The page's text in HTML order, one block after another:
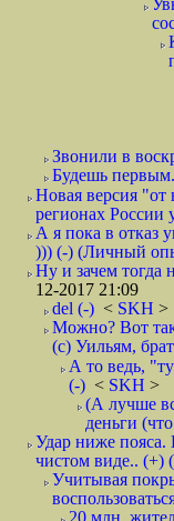
Звонили в
Будешь
Новая версия
регионах России
А я пока в отказ
))) (-) (Личный
Ну и зачем тогда
12-2017 21:09
del (-) < SKH >
Можно? Вот так
(с) Уильям,
А то ведь,
(-) < SKH >
(А лучше
деньги
Удар ниже
чистом виде.. (+)
Учитывая
20 млн.